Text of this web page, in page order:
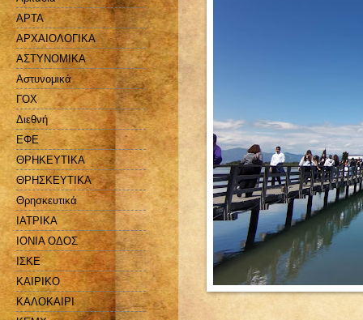
ΑΡΤΑ
ΑΡΧΑΙΟΛΟΓΙΚΑ
ΑΣΤΥΝΟΜΙΚΑ
Αστυνομικά
ΓΟΧ
Διεθνή
ΕΦΕ
ΘΡΗΚΕΥΤΙΚΑ
ΘΡΗΣΚΕΥΤΙΚΑ
Θρησκευτικά
ΙΑΤΡΙΚΑ
ΙΟΝΙΑ ΟΔΟΣ
ΙΣΚΕ
ΚΑΙΡΙΚΟ
ΚΑΛΟΚΑΙΡΙ